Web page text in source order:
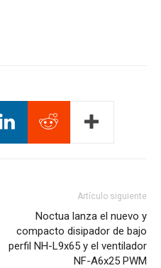
Artículo siguiente
Noctua lanza el nuevo y
compacto disipador de bajo
perfil NH-L9x65 y el ventilador
NF-A6x25 PWM